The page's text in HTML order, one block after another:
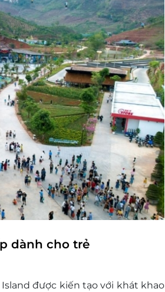
quy định
Lễ
trừ khi không sử dụng các
(vé)
vụ
không trả lại tiền thừa.
dành cho trẻ
được kiến tạo với khát khao